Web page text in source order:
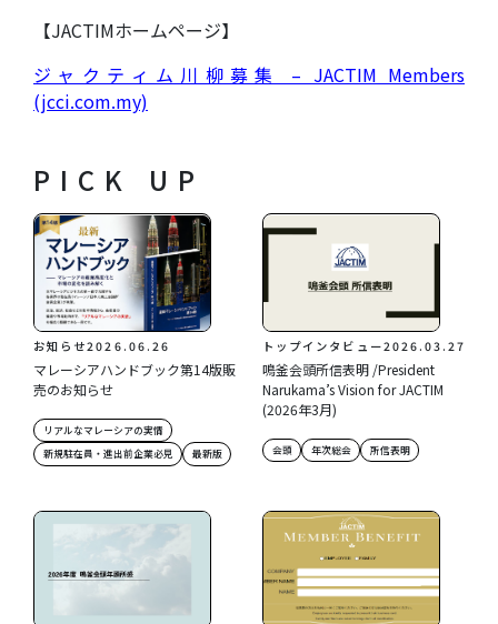
【JACTIMホームページ】
ジャクティム川柳募集 – JACTIM Members
(jcci.com.my)
PICK UP
お知らせ2026.06.26
マレーシアハンドブック第14版販
売のお知らせ
リアルなマレーシアの実情
新規駐在員・進出前企業必見
最新版
トップインタビュー2026.03.27
鳴釜会頭所信表明 /President
Narukama’s Vision for JACTIM
(2026年3月)
会頭 年次総会 所信表明